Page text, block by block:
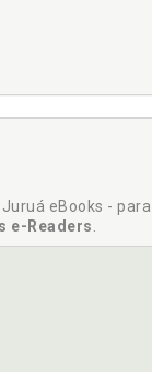
eBooks - para
e-Readers.